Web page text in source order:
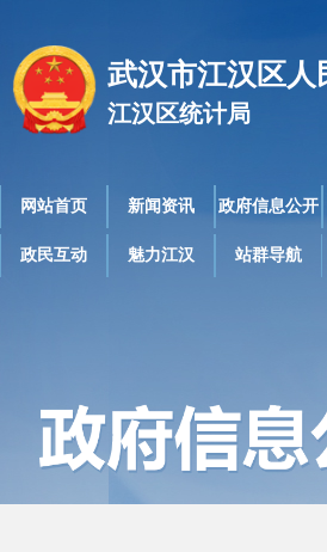
武汉市江汉区人
江汉区统计局
网站首页 新闻资讯 政府信息公开
政民互动 魅力江汉 站群导航